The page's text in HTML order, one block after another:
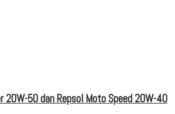
20W-50 dan Repsol Moto Speed 20W-40